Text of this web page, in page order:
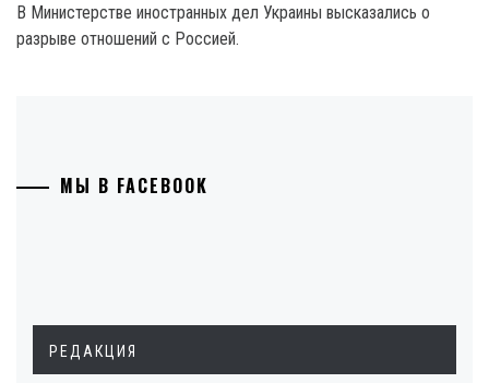
В Министерстве иностранных дел Украины высказались о
разрыве отношений с Россией.
МЫ В FACEBOOK
РЕДАКЦИЯ